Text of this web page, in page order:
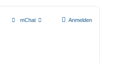
Anmelden
mChat